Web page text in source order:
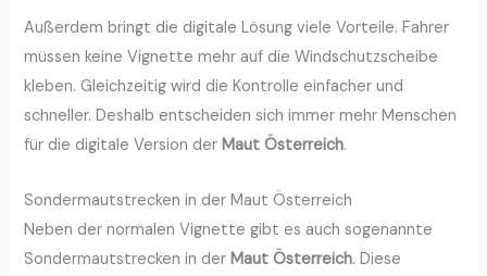
Außerdem bringt die digitale Lösung viele Vorteile. Fahrer
müssen keine Vignette mehr auf die Windschutzscheibe
kleben. Gleichzeitig wird die Kontrolle einfacher und
schneller. Deshalb entscheiden sich immer mehr Menschen
für die digitale Version derMaut Österreich.
Sondermautstrecken in der Maut Österreich
Neben der normalen Vignette gibt es auch sogenannte
Sondermautstrecken in der Maut Österreich. Diese